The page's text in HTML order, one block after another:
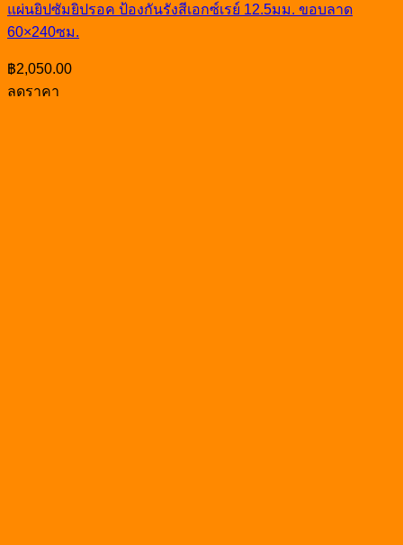
แผ่นยิปซัมยิปรอค ป้องกันรังสีเอกซ์เรย์ 12.5มม. ขอบลาด
60×240ซม.
฿2,050.00
ลดราคา